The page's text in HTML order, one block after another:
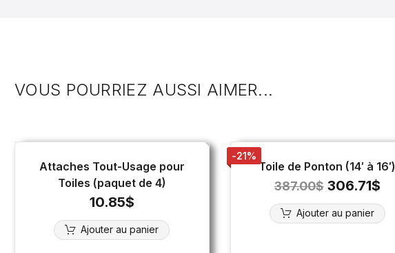
VOUS POURRIEZ AUSSI AIMER...
Attaches Tout-Usage pour
Toiles (paquet de 4)
10.85$
Ajouter au panier
-21%
Toile de Ponton (14′ à 16′)
387.00$ 306.71$
Ajouter au panier